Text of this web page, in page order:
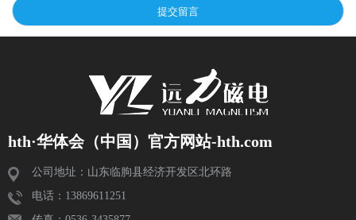
hth·华体会（中国）官方网站-hth.com
公司地址：山东临朐县经济开发区北环路
电话：13869611251